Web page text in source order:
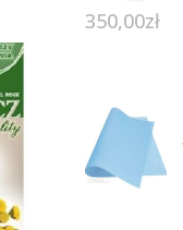
350,00zł